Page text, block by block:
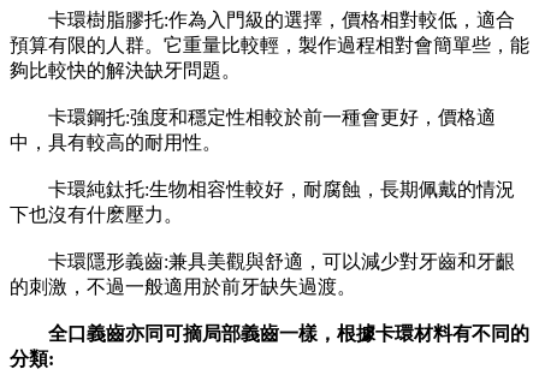
卡環樹脂膠托:作為入門級的選擇，價格相對較低，適合
預算有限的人群。它重量比較輕，製作過程相對會簡單些，能
夠比較快的解決缺牙問題。
卡環鋼托:強度和穩定性相較於前一種會更好，價格適
中，具有較高的耐用性。
卡環純鈦托:生物相容性較好，耐腐蝕，長期佩戴的情況
下也沒有什麽壓力。
卡環隱形義齒:兼具美觀與舒適，可以減少對牙齒和牙齦
的刺激，不過一般適用於前牙缺失過渡。
全口義齒亦同可摘局部義齒一樣，根據卡環材料有不同的
分類: